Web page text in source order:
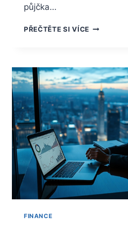
půjčka…
PŘEČTĚTE SI VÍCEPODNIKÁNÍ
FINANCE